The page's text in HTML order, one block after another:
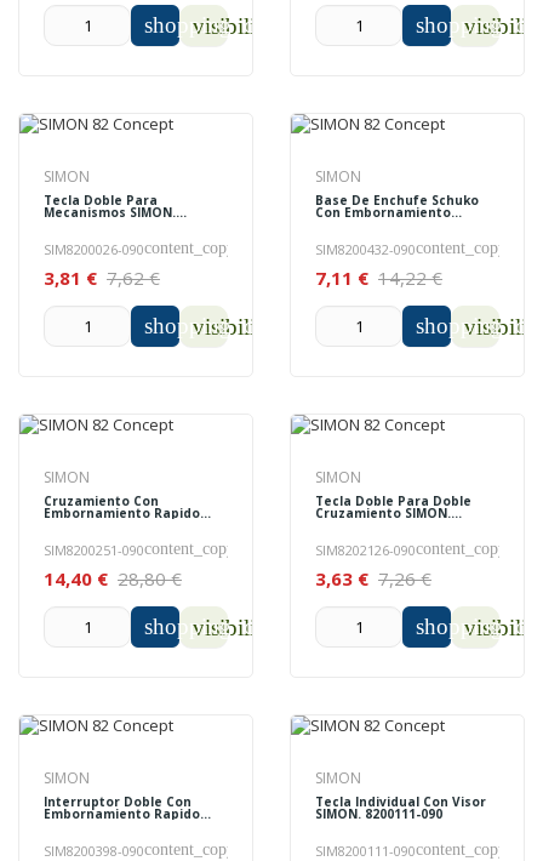
shopping_cart
visibility
SIMON
Tecla Doble Para
Mecanismos SIMON.
SIM8200026-090content_copy
3,81 € 7,62 €
shopping_cart
visibility
SIMON
Base De Enchufe Schuko
Con Embornamiento
SIM8200432-090content_copy
7,11 € 14,22 €
SIMON
Cruzamiento Con
Embornamiento Rapido
SIM8200251-090content_copy
14,40 € 28,80 €
shopping_cart
visibility
SIMON
Tecla Doble Para Doble
Cruzamiento SIMON.
SIM8202126-090content_copy
3,63 € 7,26 €
SIMON
Interruptor Doble Con
Embornamiento Rapido
SIM8200398-090content_copy
SIMON
Tecla Individual Con Visor
SIMON. 8200111-090
SIM8200111-090content_copy